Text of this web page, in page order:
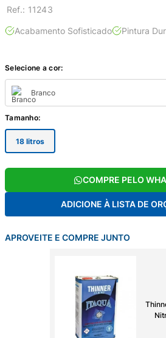
: 11243
Acabamento Sofisticado Pintura
Selecione a cor:
Branco
Tamanho:
18 litros
COMPRE PELO
ADICIONE À LISTA DE
APROVEITE E COMPRE JUNTO